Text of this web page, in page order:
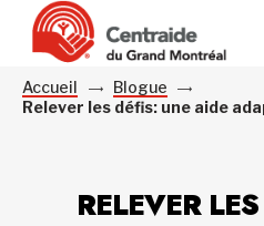
Accueil
Blogue
Relever les défis: une aide
RELEVER